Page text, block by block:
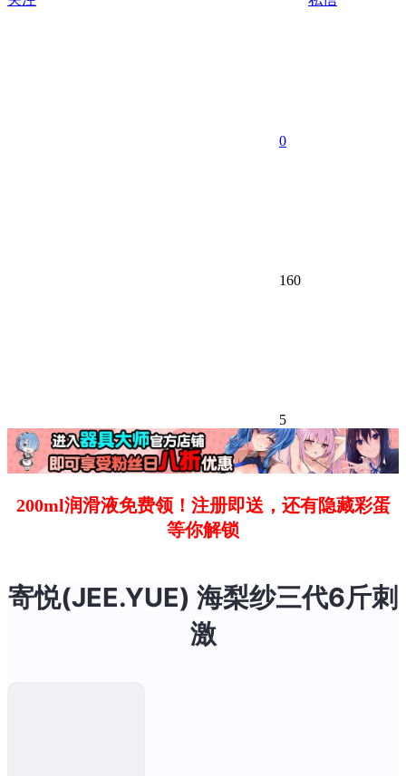
0
160
5
200ml润滑液免费领！注册即送，还有隐藏彩蛋
等你解锁
寄悦(JEE.YUE) 海梨纱三代6斤刺
激